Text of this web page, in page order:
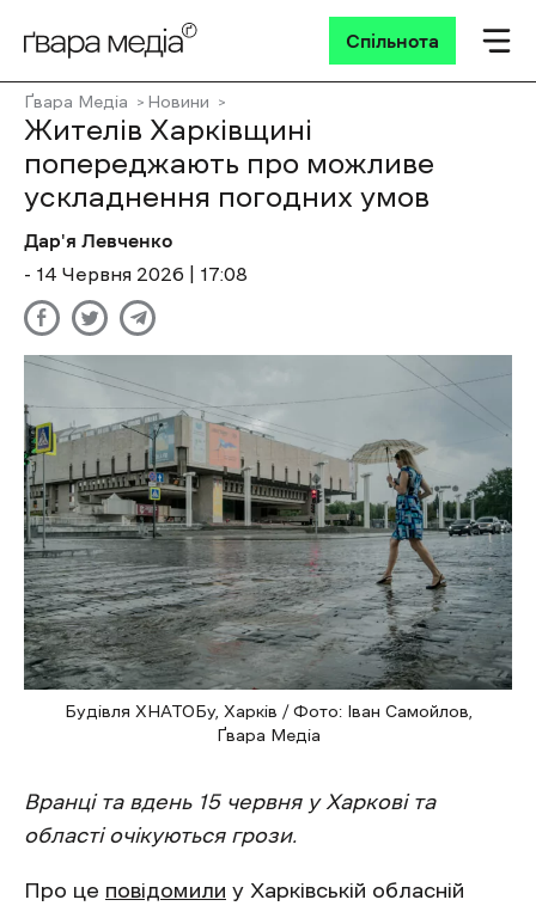
Спільнота
Ґвара Медіа Новини
Жителів Харківщині
попереджають про можливе
ускладнення погодних умов
Дар'я Левченко
- 14 Червня 2026 | 17:08
Будівля ХНАТОБу, Харків / Фото: Іван Самойлов,
Ґвара Медіа
Вранці та вдень 15 червня у Харкові та
області очікуються грози.
Про це повідомили у Харківській обласній